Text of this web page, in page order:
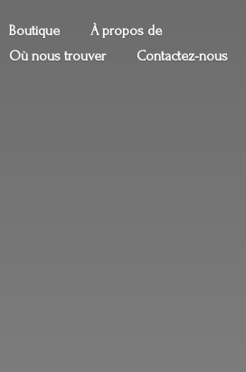
Boutique
À propos de
Où nous trouver
Contactez-nous